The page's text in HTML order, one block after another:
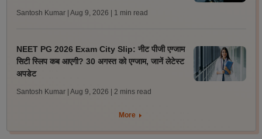
Santosh Kumar | Aug 9, 2026 | 1 min read
NEET PG 2026 Exam City Slip: नीट पीजी एग्जाम
सिटी स्लिप कब आएगी? 30 अगस्त को एग्जाम, जानें लेटेस्ट
अपडेट
Santosh Kumar | Aug 9, 2026 | 2 mins read
More